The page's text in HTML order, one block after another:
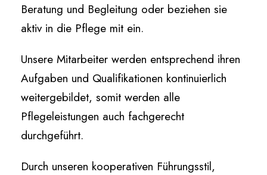
Beratung und Begleitung oder beziehen sie
aktiv in die Pflege mit ein.
Unsere Mitarbeiter werden entsprechend ihren
Aufgaben und Qualifikationen kontinuierlich
weitergebildet, somit werden alle
Pflegeleistungen auch fachgerecht
durchgeführt.
Durch unseren kooperativen Führungsstil,